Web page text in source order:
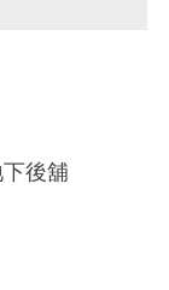
後舖